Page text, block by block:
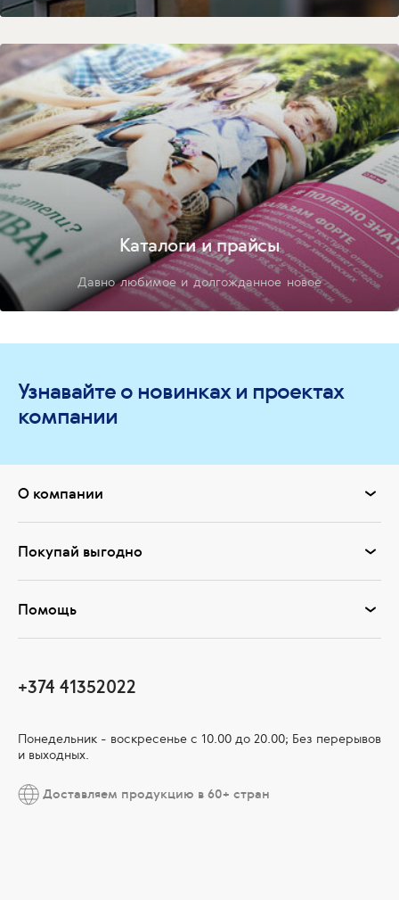
Каталоги и прайсы
Давно любимое и долгожданное новое
Узнавайте о новинках и проектах
компании
О компании
Покупай выгодно
Помощь
+374 41352022
Понедельник - воскресенье с 10.00 до 20.00; Без перерывов
и выходных.
Доставляем продукцию в 60+ стран